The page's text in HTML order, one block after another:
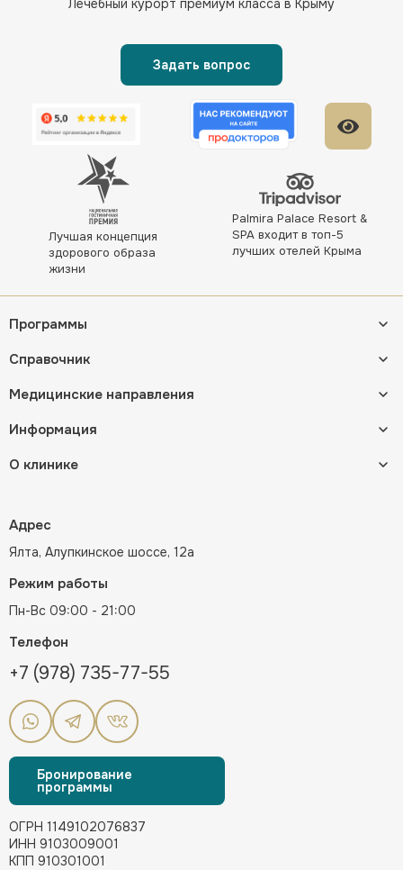
Лечебный курорт премиум класса в Крыму
ОГРН 1149102076837
ИНН 9103009001
КПП 910301001
Задать вопрос
Лучшая концепция
здорового образа
жизни
Palmira Palace Resort &
SPA входит в топ-5
лучших отелей Крыма
Программы
Справочник
Медицинские направления
Информация
О клинике
Адрес
Ялта, Алупкинское шоссе, 12а
Телефон
+7 (978) 735-77-55
Режим работы
Пн-Вс 09:00 - 21:00
Бронирование
программы